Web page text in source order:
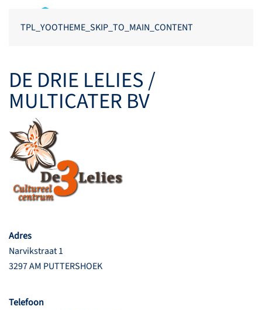
TPL_YOOTHEME_SKIP_TO_MAIN_CONTENT
DE DRIE LELIES /
MULTICATER BV
Adres
Narvikstraat 1
3297 AM PUTTERSHOEK
Telefoon